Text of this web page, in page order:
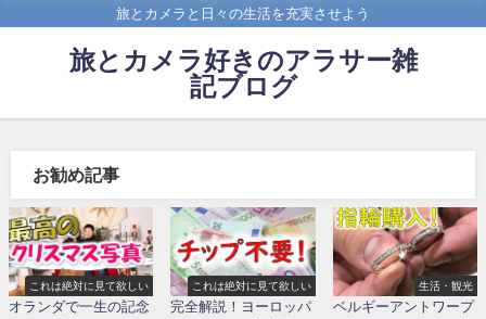
旅とカメラと日々の生活を充実させよう
旅とカメラ好きのアラサー雑
記ブログ
お勧め記事
これは絶対に見て欲しい
オランダで一生の記念
これは絶対に見て欲しい
完全解説！ヨーロッパ
生活・観光
ベルギーアントワープ